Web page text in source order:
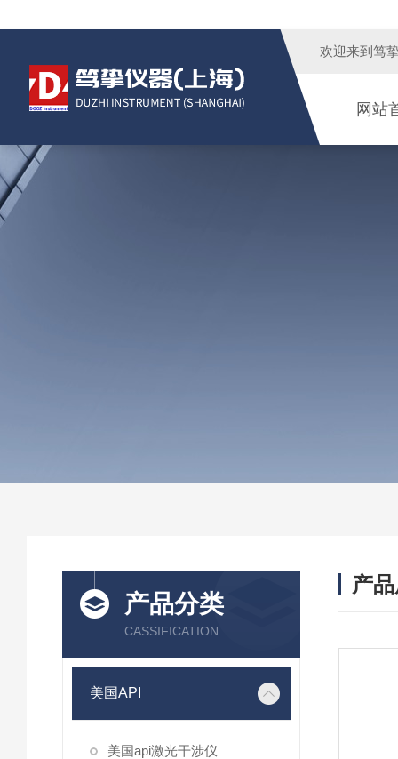
欢迎来到 笃
网站
产品分类
CASSIFICATION
美国API
美国api激光干涉仪
产